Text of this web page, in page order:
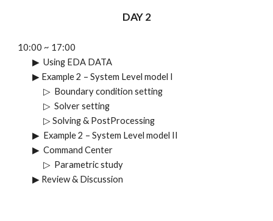
DAY2
10:00 ~ 17:00
▶ Using EDA DATA
▶ Example 2 – System Level model I
▷ Boundary condition setting
▷ Solver setting
▷ Solving & PostProcessing
▶ Example 2 – System Level model II
▶ Command Center
▷ Parametric study
▶ Review & Discussion